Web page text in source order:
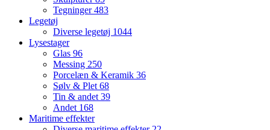
Tegninger483
Legetøj
Diverse legetøj 1044
Lysestager
Glas 96
Messing 250
Porcelæn & Keramik 36
Sølv & Plet 68
Tin & andet 39
Andet 168
Maritime effekter